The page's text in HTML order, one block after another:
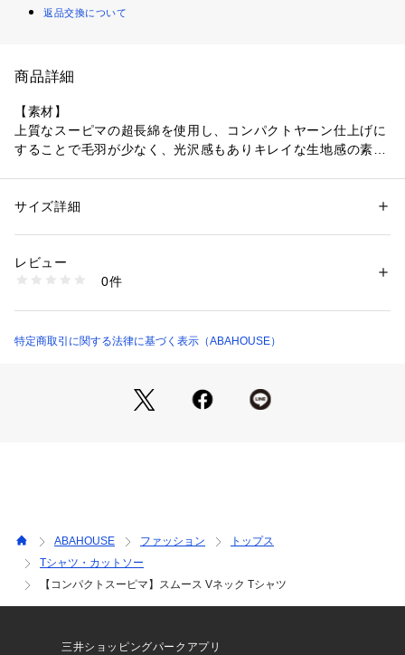
返品交換について
商品詳細
【素材】
上質なスーピマの超長綿を使用し、コンパクトヤーン仕上げに
することで毛羽が少なく、光沢感もありキレイな生地感の素材
【デザイン】
衿部分を後ろ衿部分よりも高くしており手番のVネックとは一
味違うデザイン性を楽しんでいただけます。またはJK着用時に
性別：メンズ
素材：コットン100%
洗濯：手洗い可
※詳しい洗濯方法については、商品の品質表示タグをご覧ください
00468021002 （ショップ）
サイズ詳細
レビュー
0件
特定商取引に関する法律に基づく表示（ABAHOUSE）
ABAHOUSE ファッション
トップス
Tシャツ・カットソー
【コンパクトスーピマ】スムース Vネック Tシャツ
三井ショッピングパークアプリ